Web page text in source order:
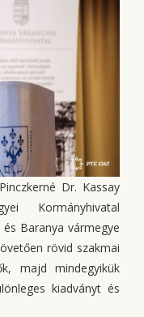
Dr. Kassay
Kormányhivatal
Baranya vármegye
rövid szakmai
majd mindegyikük
kiadványt és